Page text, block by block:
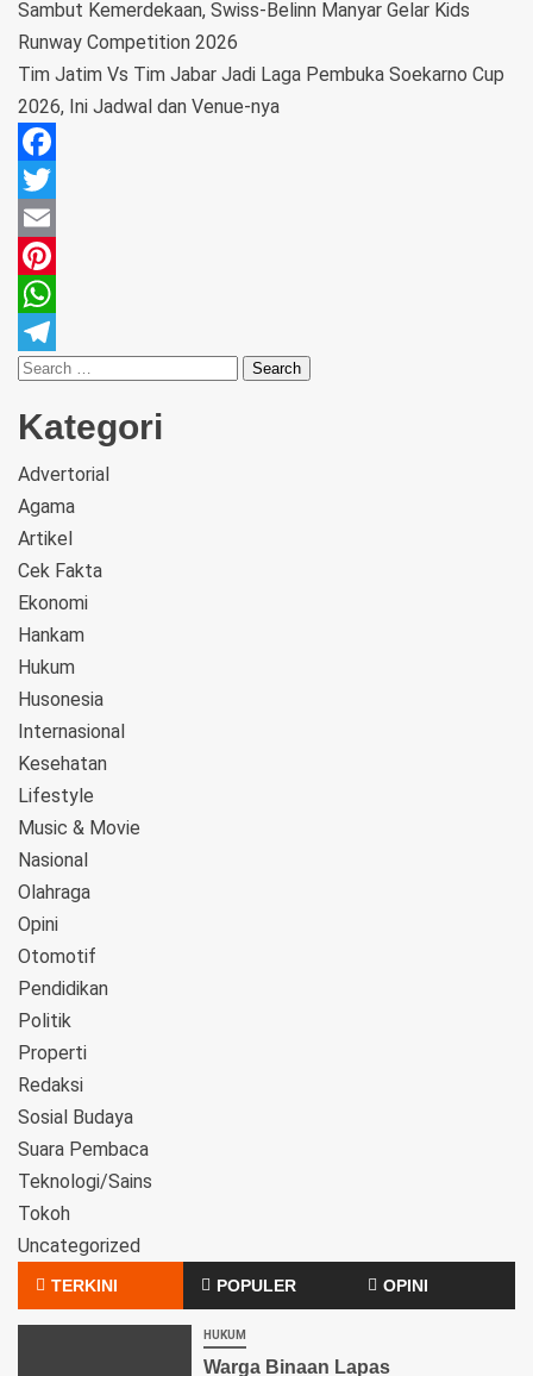
Sambut Kemerdekaan, Swiss-Belinn Manyar Gelar Kids
Runway Competition 2026
Tim Jatim Vs Tim Jabar Jadi Laga Pembuka Soekarno Cup
2026, Ini Jadwal dan Venue-nya
Facebook
Twitter
Email
Pinterest
WhatsApp
Telegram
Kategori
Advertorial
Agama
Artikel
Cek Fakta
Ekonomi
Hankam
Hukum
Husonesia
Internasional
Kesehatan
Lifestyle
Music & Movie
Nasional
Olahraga
Opini
Otomotif
Pendidikan
Politik
Properti
Redaksi
Sosial Budaya
Suara Pembaca
Teknologi/Sains
Tokoh
Uncategorized
TERKINI POPULER OPINI
HUKUM
Warga Binaan Lapas